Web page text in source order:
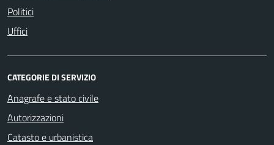
Politici
Uffici
CATEGORIE DI SERVIZIO
Anagrafe e stato civile
Autorizzazioni
Catasto e urbanistica